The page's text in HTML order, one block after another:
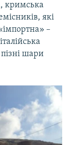
кримська
які
–
пізні шари